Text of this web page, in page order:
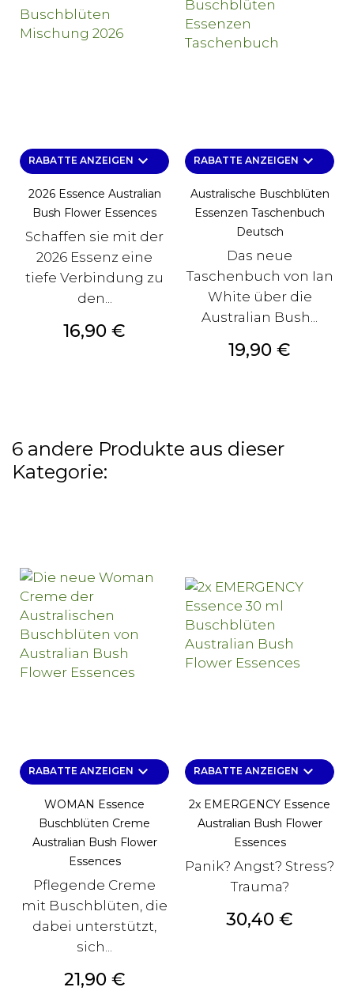
RABATTE ANZEIGEN keyboard_arrow_down
2026 Essence Australian
Bush Flower Essences
Schaffen sie mit der
2026 Essenz eine
tiefe Verbindung zu
den...
Preis
16,90 €
RABATTE ANZEIGEN keyboard_arrow_down
Australische Buschblüten
Essenzen Taschenbuch
Deutsch
Das neue
Taschenbuch von Ian
White über die
Australian Bush...
Preis
19,90 €
6 andere Produkte aus dieser
Kategorie:
RABATTE ANZEIGEN keyboard_arrow_down
WOMAN Essence
Buschblüten Creme
Australian Bush Flower
Essences
Pflegende Creme
mit Buschblüten, die
dabei unterstützt,
sich...
Preis
21,90 €
RABATTE ANZEIGEN keyboard_arrow_down
2x EMERGENCY Essence
Australian Bush Flower
Essences
Panik? Angst? Stress?
Trauma?
Preis
30,40 €